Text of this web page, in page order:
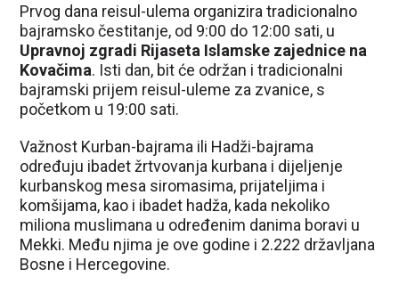
Prvog dana reisul-ulema organizira tradicionalno
bajramsko čestitanje, od 9:00 do 12:00 sati, u
Upravnoj zgradi Rijaseta Islamske zajednice na
Kovačima. Isti dan, bit će održan i tradicionalni
bajramski prijem reisul-uleme za zvanice, s
početkom u 19:00 sati.
Važnost Kurban-bajrama ili Hadži-bajrama
određuju ibadet žrtvovanja kurbana i dijeljenje
kurbanskog mesa siromasima, prijateljima i
komšijama, kao i ibadet hadža, kada nekoliko
miliona muslimana u određenim danima boravi u
Mekki. Među njima je ove godine i 2.222 državljana
Bosne i Hercegovine.